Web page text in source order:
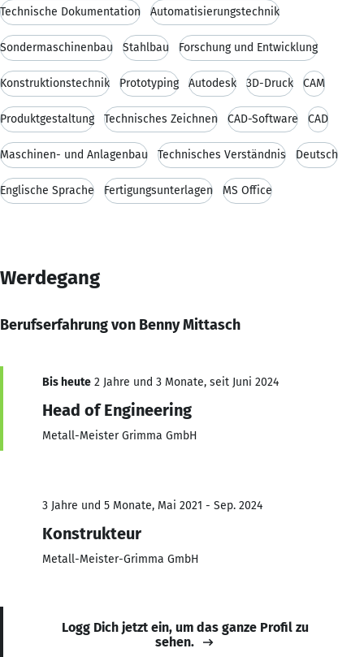
Technische Dokumentation Automatisierungstechnik
Sondermaschinenbau Stahlbau Forschung und Entwicklung
Konstruktionstechnik Prototyping Autodesk 3D-Druck CAM
Produktgestaltung Technisches Zeichnen CAD-Software CAD
Maschinen- und Anlagenbau Technisches Verständnis Deutsch
Englische Sprache Fertigungsunterlagen MS Office
Werdegang
Berufserfahrung von Benny Mittasch
Bis heute 2 Jahre und 3 Monate, seit Juni 2024
Head of Engineering
Metall-Meister Grimma GmbH
3 Jahre und 5 Monate, Mai 2021 - Sep. 2024
Konstrukteur
Metall-Meister-Grimma GmbH
Logg Dich jetzt ein, um das ganze Profil zu
sehen.